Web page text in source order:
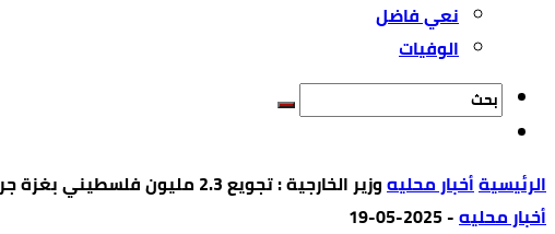
نعي فاضل
الوفيات
‫الرئيسية‬أخبار محليهوزير الخارجية : تجويع 2.3 مليون فلسطيني بغزة جريمة ويجب رفع الحصار فورا
أخبار محليه-
2025-05-19